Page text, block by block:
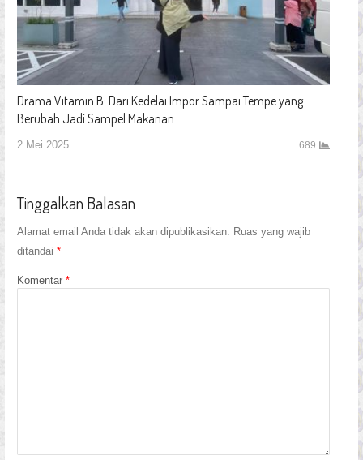
Drama Vitamin B: Dari Kedelai Impor Sampai Tempe yang
Berubah Jadi Sampel Makanan
2 Mei 2025 689
Tinggalkan Balasan
Alamat email Anda tidak akan dipublikasikan. Ruas yang wajib
ditandai *
Komentar *